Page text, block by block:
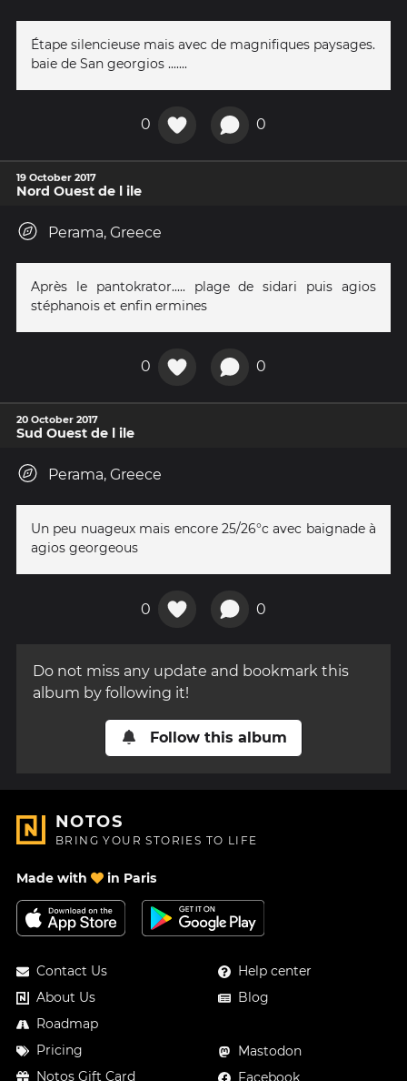
Étape silencieuse mais avec de magnifiques paysages.
baie de San georgios .......
0 0
19 October 2017
Nord Ouest de l ile
Perama, Greece
Après le pantokrator..... plage de sidari puis agios
stéphanois et enfin ermines
0 0
20 October 2017
Sud Ouest de l ile
Perama, Greece
Un peu nuageux mais encore 25/26°c avec baignade à
agios georgeous
0 0
Do not miss any update and bookmark this
album by following it!
Follow this album
NOTOS
BRING YOUR STORIES TO LIFE
Made with in Paris
Contact Us
About Us
Roadmap
Pricing
Notos Gift Card
Help center
Blog
Mastodon